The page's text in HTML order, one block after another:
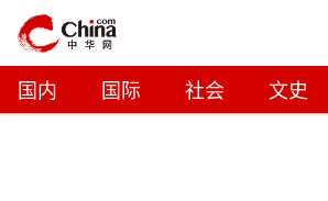
国内 国际 社会 文史